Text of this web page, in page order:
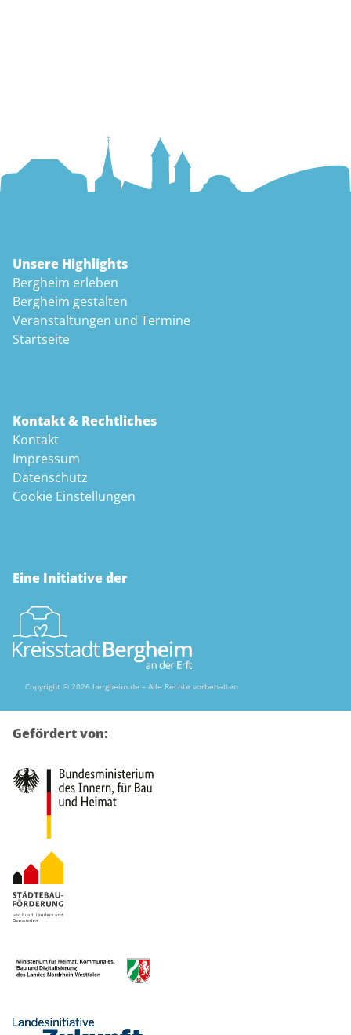
Unsere Highlights
Bergheim erleben
Bergheim gestalten
Veranstaltungen und Termine
Startseite
Kontakt & Rechtliches
Kontakt
Impressum
Datenschutz
Cookie Einstellungen
Eine Initiative der
Copyright © 2026 bergheim.de – Alle Rechte vorbehalten
Gefördert von: